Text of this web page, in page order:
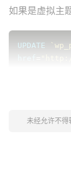
如果是虚拟主
UPDATE
UPDATE
'
UPDATE
未经允许不得